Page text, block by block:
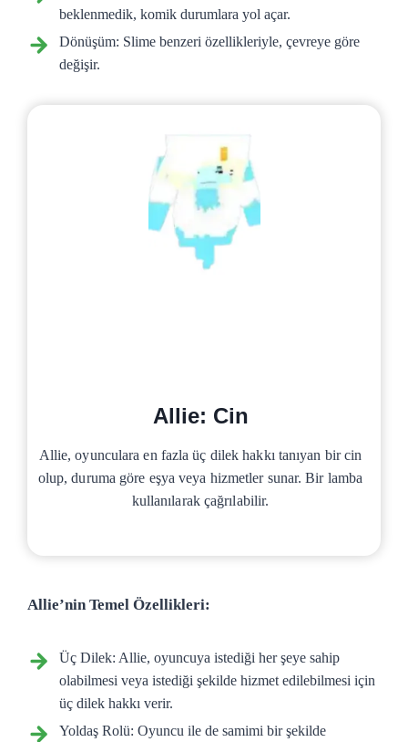
beklenmedik, komik durumlara yol açar.
Dönüşüm: Slime benzeri özellikleriyle, çevreye göre
değişir.
Allie: Cin
Allie, oyunculara en fazla üç dilek hakkı tanıyan bir cin
olup, duruma göre eşya veya hizmetler sunar. Bir lamba
kullanılarak çağrılabilir.
Allie’nin Temel Özellikleri:
Üç Dilek: Allie, oyuncuya istediği her şeye sahip
olabilmesi veya istediği şekilde hizmet edilebilmesi için
üç dilek hakkı verir.
Yoldaş Rolü: Oyuncu ile de samimi bir şekilde